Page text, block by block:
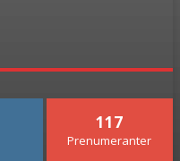
117
Prenumeranter